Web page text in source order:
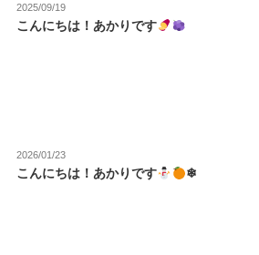
2025/09/19
こんにちは！あかりです
2026/01/23
こんにちは！あかりです ❄